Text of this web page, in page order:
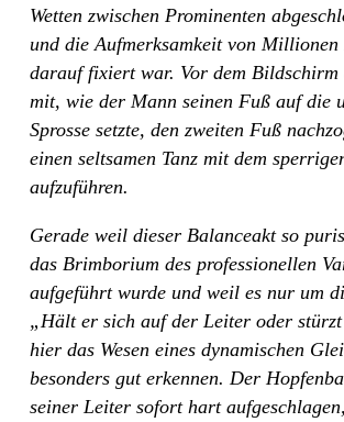
Wetten zwischen Prominenten
und die Aufmerksamkeit von Millionen
darauf fixiert war. Vor dem Bildschirm
mit, wie der Mann seinen Fuß auf die
Sprosse setzte, den zweiten Fuß
einen seltsamen Tanz mit dem
aufzuführen.
Gerade weil dieser Balanceakt so
das Brimborium des professionellen
aufgeführt wurde und weil es nur um
„Hält er sich auf der Leiter oder
hier das Wesen eines dynamischen
besonders gut erkennen. Der
seiner Leiter sofort hart